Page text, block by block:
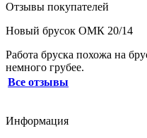
Отзывы покупателей
Новый брусок ОМК 20/14
Работа бруска похожа на
немного грубее.
Все отзывы
Информация